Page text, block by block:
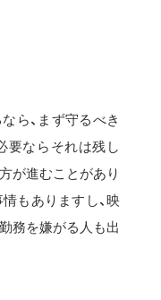
ら、まず守るべき
要ならそれは残し
が進むことがあり
もありますし、映
務を嫌がる人も出